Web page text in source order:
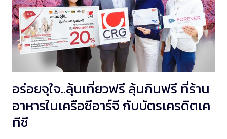
อร่อยจุใจ..ลุ้นเที่ยวฟรี ลุ้นกินฟรี ที่ร้าน
อาหารในเครือซีอาร์จี กับบัตรเครดิตเค
ทีซี